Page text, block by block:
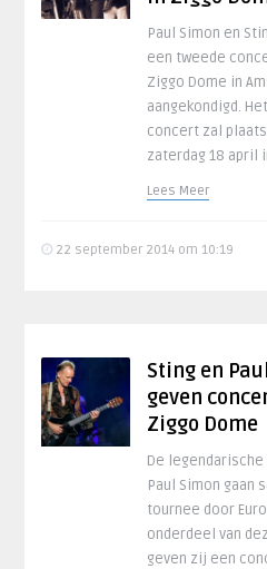
Paul Simon en
een tweede
Ziggo Dome in
aangekondigd.
concert zal
zaterdag 18 april
Lees Meer
22 september 2014 om 10:19
Sting en
geven
Ziggo Dome
De legendarische
Paul Simon gaan
tournee door
onderdeel van
geven zij een